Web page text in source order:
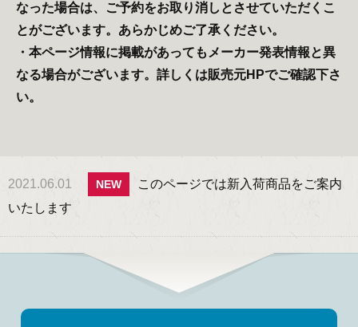
なった場合は、ご予約をお取り消しとさせていただくこ
とがございます。あらかじめご了承ください。
・本ページ情報に掲載があってもメーカー発表情報と異
なる場合がございます。詳しくは販売元HPでご確認下さ
い。
2021.06.01 NEW
このページでは新入荷商品をご案内
いたします